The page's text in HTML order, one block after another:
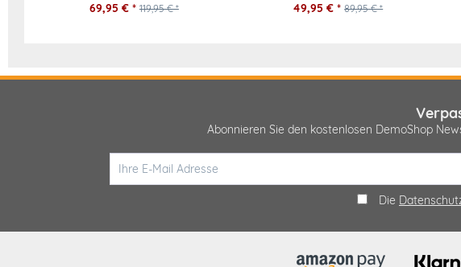
69,95 € * 119,95 € * 49,95 € * 89,95 € *
Abonnieren Sie den kostenlosen DemoShop
Die